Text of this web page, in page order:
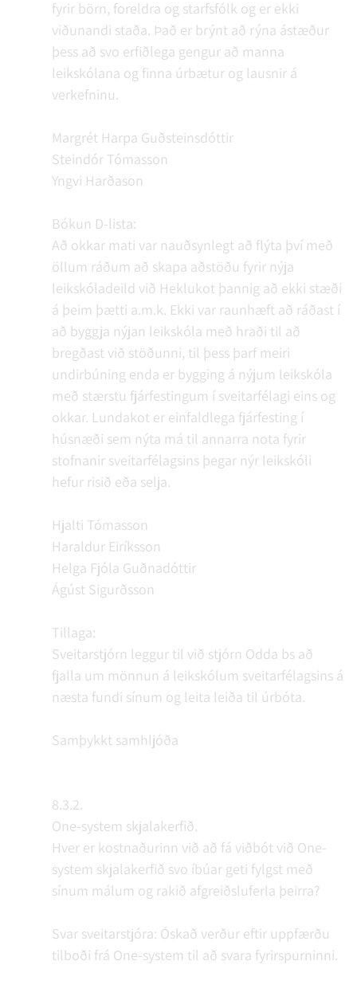
fyrir börn, foreldra og starfsfólk og er ekki
viðunandi staða. Það er brýnt að rýna ástæður
þess að svo erfiðlega gengur að manna
leikskólana og finna úrbætur og lausnir á
verkefninu.
Margrét Harpa Guðsteinsdóttir
Steindór Tómasson
Yngvi Harðason
Bókun D-lista:
Að okkar mati var nauðsynlegt að flýta því með
öllum ráðum að skapa aðstöðu fyrir nýja
leikskóladeild við Heklukot þannig að ekki stæði
á þeim þætti a.m.k. Ekki var raunhæft að ráðast í
að byggja nýjan leikskóla með hraði til að
bregðast við stöðunni, til þess þarf meiri
undirbúning enda er bygging á nýjum leikskóla
með stærstu fjárfestingum í sveitarfélagi eins og
okkar. Lundakot er einfaldlega fjárfesting í
húsnæði sem nýta má til annarra nota fyrir
stofnanir sveitarfélagsins þegar nýr leikskóli
hefur risið eða selja.
Hjalti Tómasson
Haraldur Eiríksson
Helga Fjóla Guðnadóttir
Ágúst Sigurðsson
Tillaga:
Sveitarstjórn leggur til við stjórn Odda bs að
fjalla um mönnun á leikskólum sveitarfélagsins á
næsta fundi sínum og leita leiða til úrbóta.
Samþykkt samhljóða
8.3.2.
One-system skjalakerfið.
Hver er kostnaðurinn við að fá viðbót við One-
system skjalakerfið svo íbúar geti fylgst með
sínum málum og rakið afgreiðsluferla þeirra?
Svar sveitarstjóra: Óskað verður eftir uppfærðu
tilboði frá One-system til að svara fyrirspurninni.